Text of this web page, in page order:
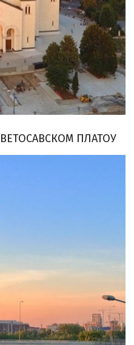
ПЛАТОУ